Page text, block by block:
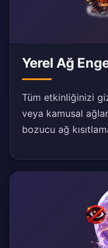
Yerel Ağ
Tüm etkinliğinizi
veya kamusal
bozucu ağ